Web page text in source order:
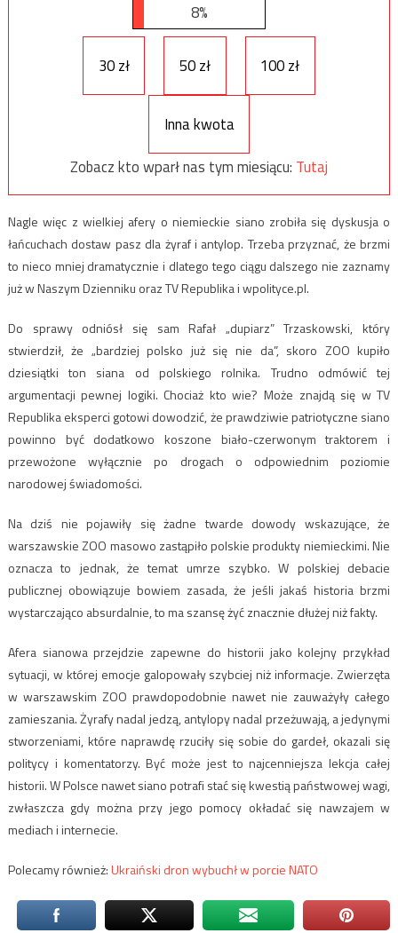
8%
30 zł 50 zł 100 zł
Inna kwota
Zobacz kto wparł nas tym miesiącu: Tutaj
Nagle więc z wielkiej afery o niemieckie siano zrobiła się dyskusja o
łańcuchach dostaw pasz dla żyraf i antylop. Trzeba przyznać, że brzmi
to nieco mniej dramatycznie i dlatego tego ciągu dalszego nie zaznamy
już w Naszym Dzienniku oraz TV Republika i wpolityce.pl.
Do sprawy odniósł się sam Rafał „dupiarz” Trzaskowski, który
stwierdził, że „bardziej polsko już się nie da”, skoro ZOO kupiło
dziesiątki ton siana od polskiego rolnika. Trudno odmówić tej
argumentacji pewnej logiki. Chociaż kto wie? Może znajdą się w TV
Republika eksperci gotowi dowodzić, że prawdziwie patriotyczne siano
powinno być dodatkowo koszone biało-czerwonym traktorem i
przewożone wyłącznie po drogach o odpowiednim poziomie
narodowej świadomości.
Na dziś nie pojawiły się żadne twarde dowody wskazujące, że
warszawskie ZOO masowo zastąpiło polskie produkty niemieckimi. Nie
oznacza to jednak, że temat umrze szybko. W polskiej debacie
publicznej obowiązuje bowiem zasada, że jeśli jakaś historia brzmi
wystarczająco absurdalnie, to ma szansę żyć znacznie dłużej niż fakty.
Afera sianowa przejdzie zapewne do historii jako kolejny przykład
sytuacji, w której emocje galopowały szybciej niż informacje. Zwierzęta
w warszawskim ZOO prawdopodobnie nawet nie zauważyły całego
zamieszania. Żyrafy nadal jedzą, antylopy nadal przeżuwają, a jedynymi
stworzeniami, które naprawdę rzuciły się sobie do gardeł, okazali się
politycy i komentatorzy. Być może jest to najcenniejsza lekcja całej
historii. W Polsce nawet siano potrafi stać się kwestią państwowej wagi,
zwłaszcza gdy można przy jego pomocy okładać się nawzajem w
mediach i internecie.
Polecamy również:Ukraiński dron wybuchł w porcie NATO